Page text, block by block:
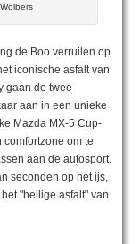
de Boo verruilen op
iconische asfalt van
gaan de twee
aan in een unieke
Mazda MX-5 Cup-
om te
aan de autosport.
seconden op het ijs,
"heilige asfalt" van